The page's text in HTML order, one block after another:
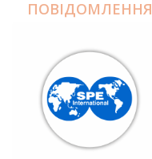
ПОВІДОМЛЕННЯ